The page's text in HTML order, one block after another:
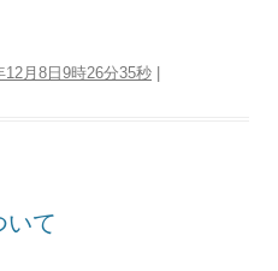
12月8日9時26分35秒
いて